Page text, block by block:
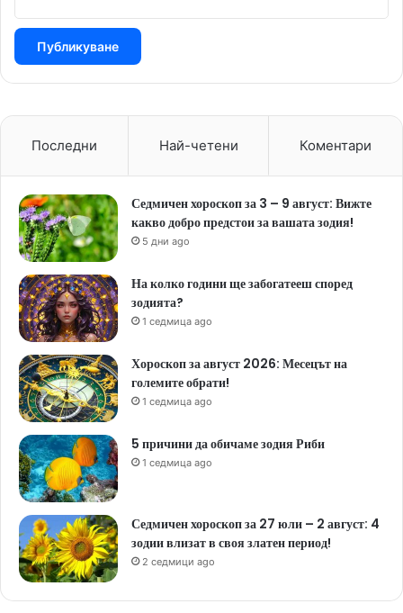
Последни Най-четени Коментари
Седмичен хороскоп за 3 – 9 август: Вижте
какво добро предстои за вашата зодия!
5 дни ago
На колко години ще забогатееш според
зодията?
1 седмица ago
Хороскоп за август 2026: Месецът на
големите обрати!
1 седмица ago
5 причини да обичаме зодия Риби
1 седмица ago
Седмичен хороскоп за 27 юли – 2 август: 4
зодии влизат в своя златен период!
2 седмици ago